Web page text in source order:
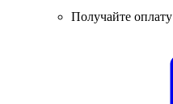
Получайте оплату